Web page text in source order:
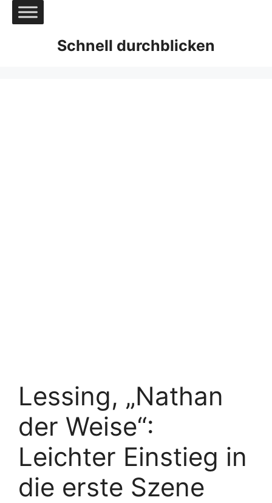
Zum
Inhalt
Schnell durchblicken
Lessing, „Nathan
der Weise“:
Leichter Einstieg in
die erste Szene